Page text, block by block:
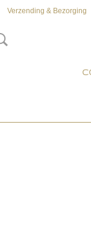
Verzending & Bezorging